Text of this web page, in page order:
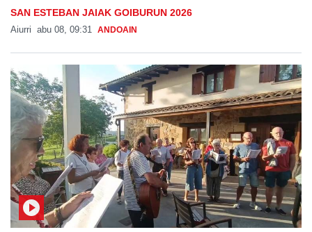
SAN ESTEBAN JAIAK GOIBURUN 2026
Aiurri abu 08, 09:31 ANDOAIN